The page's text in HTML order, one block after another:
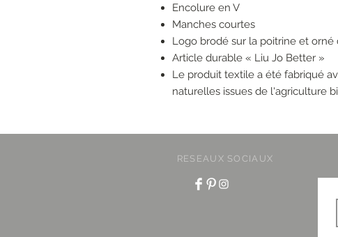
Encolure en V
Manches courtes
Logo brodé sur la poitrine et
Article durable « Liu Jo Better »
Le produit textile a été fabriqué
naturelles issues de l'agriculture
RESEAUX SOCIAUX